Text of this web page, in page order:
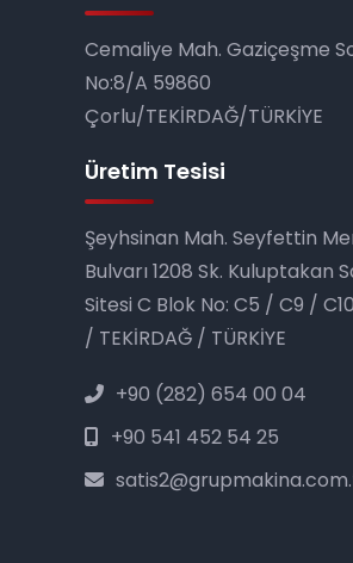
Cemaliye Mah. Gaziçeşme
No:8/A 59860
Çorlu/TEKİRDAĞ/TÜRKİYE
Üretim Tesisi
Şeyhsinan Mah. Seyfettin
Bulvarı 1208 Sk. Kulup­takan
Sitesi C Blok No: C5 / C9 /
/ TEKİRDAĞ / TÜRKİYE
+90 (282) 654 00 04
+90 541 452 54 25